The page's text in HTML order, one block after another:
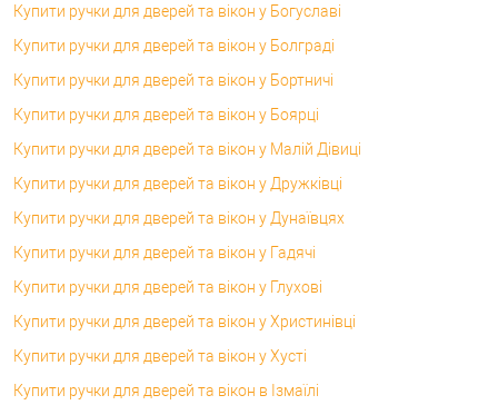
Купити ручки для дверей та вікон у Богуславі
Купити ручки для дверей та вікон у Болграді
Купити ручки для дверей та вікон у Бортничі
Купити ручки для дверей та вікон у Боярці
Купити ручки для дверей та вікон у Малій Дівиці
Купити ручки для дверей та вікон у Дружківці
Купити ручки для дверей та вікон у Дунаївцях
Купити ручки для дверей та вікон у Гадячі
Купити ручки для дверей та вікон у Глухові
Купити ручки для дверей та вікон у Христинівці
Купити ручки для дверей та вікон у Хусті
Купити ручки для дверей та вікон в Ізмаїлі